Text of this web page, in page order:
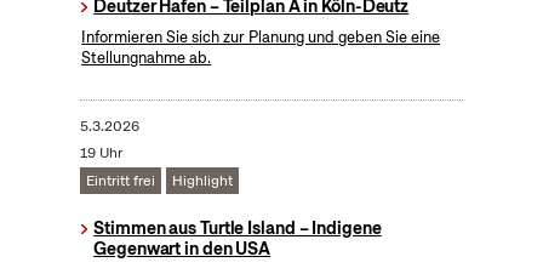
Deutzer Hafen – Teilplan A in Köln-Deutz
Informieren Sie sich zur Planung und geben Sie eine
Stellungnahme ab.
5.3.2026
19 Uhr
Eintritt frei
Highlight
Stimmen aus Turtle Island – Indigene
Gegenwart in den USA